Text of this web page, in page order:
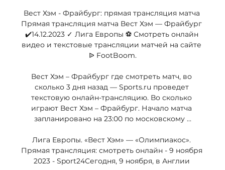
Вест Хэм - Фрайбург: прямая трансляция матча
Прямая трансляция матча Вест Хэм — Фрайбург
✔️14.12.2023 ✓ Лига Европы ⚽ Смотреть онлайн
видео и текстовые трансляции матчей на сайте
ᐉ FootBoom.
Вест Хэм – Фрайбург где смотреть матч, во
сколько 3 дня назад — Sports.ru проведет
текстовую онлайн-трансляцию. Во сколько
играют Вест Хэм – Фрайбург. Начало матча
запланировано на 23:00 по московскому ...
Лига Европы. «Вест Хэм» — «Олимпиакос».
Прямая трансляция: смотреть онлайн - 9 ноября
2023 - Sport24Сегодня, 9 ноября, в Англии